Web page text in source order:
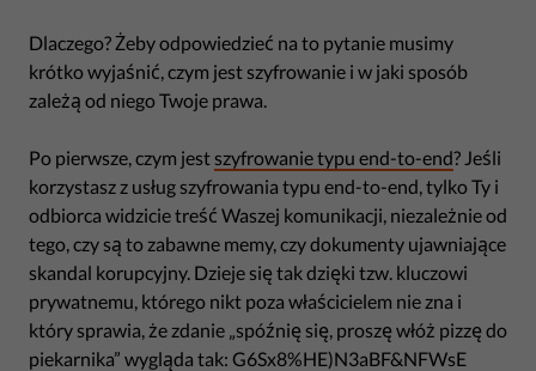
Dlaczego? Żeby odpowiedzieć na to pytanie musimy
krótko wyjaśnić, czym jest szyfrowanie i w jaki sposób
zależą od niego Twoje prawa.
Po pierwsze, czym jest szyfrowanie typu end-to-end? Jeśli
korzystasz z usług szyfrowania typu end-to-end, tylko Ty i
odbiorca widzicie treść Waszej komunikacji, niezależnie od
tego, czy są to zabawne memy, czy dokumenty ujawniające
skandal korupcyjny. Dzieje się tak dzięki tzw. kluczowi
prywatnemu, którego nikt poza właścicielem nie zna i
który sprawia, że zdanie „spóźnię się, proszę włóż pizzę do
piekarnika” wygląda tak: G6Sx8%HE)N3aBF&NFWsE